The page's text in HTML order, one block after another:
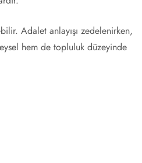
Adalet anlayışı zedelenirken,
hem de topluluk düzeyinde